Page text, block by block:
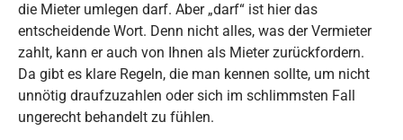
die Mieter umlegen darf. Aber „darf“ ist hier das
entscheidende Wort. Denn nicht alles, was der Vermieter
zahlt, kann er auch von Ihnen als Mieter zurückfordern.
Da gibt es klare Regeln, die man kennen sollte, um nicht
unnötig draufzuzahlen oder sich im schlimmsten Fall
ungerecht behandelt zu fühlen.